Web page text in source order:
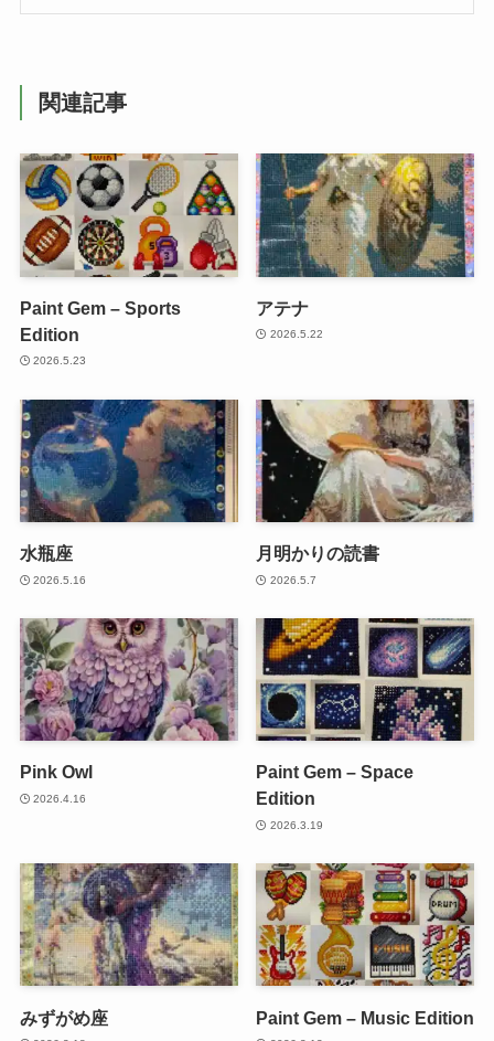
関連記事
Paint Gem – Sports
Edition
2026.5.23
アテナ
2026.5.22
水瓶座
2026.5.16
月明かりの読書
2026.5.7
Pink Owl
2026.4.16
Paint Gem – Space
Edition
2026.3.19
みずがめ座 Paint Gem – Music Edition